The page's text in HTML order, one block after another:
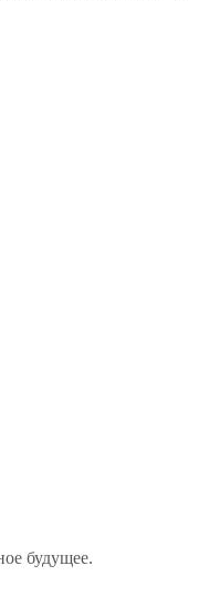
будущее.